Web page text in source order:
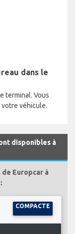
dans le
terminal. Vous
véhicule.
disponibles à
Europcar à
COMPACTE